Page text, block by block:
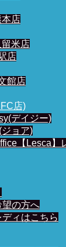
店
米店
店
館店
店)
デイジー)
ョア)
【Lesca】
望の方へ
ィはこちら